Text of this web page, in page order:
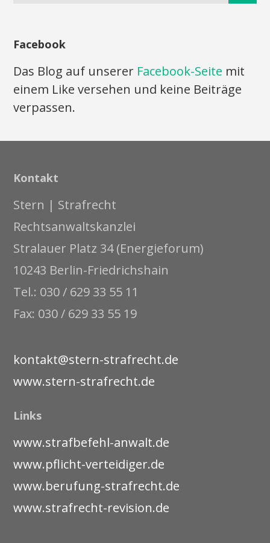
Facebook
Das Blog auf unserer Facebook-Seite mit
einem Like versehen und keine Beiträge
verpassen.
Kontakt
Stern | Strafrecht
Rechtsanwaltskanzlei
Stralauer Platz 34 (Energieforum)
10243 Berlin-Friedrichshain
Tel.: 030 / 629 33 55 11
Fax: 030 / 629 33 55 19
kontakt@stern-strafrecht.de
www.stern-strafrecht.de
Links
www.strafbefehl-anwalt.de
www.pflicht-verteidiger.de
www.berufung-strafrecht.de
www.strafrecht-revision.de